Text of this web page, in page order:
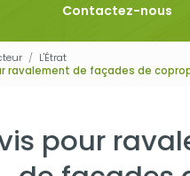
Contactez-nous
L'Étrat
ravalement de façades de
pour